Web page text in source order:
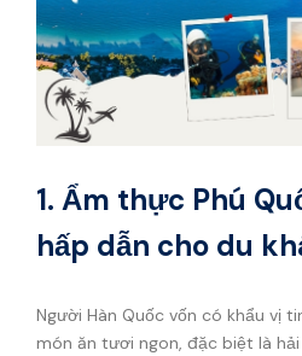
1. Ẩm thực Phú
hấp dẫn cho du
Người Hàn Quốc vốn có khẩu vị
món ăn tươi ngon, đặc biệt là hải